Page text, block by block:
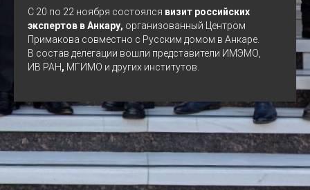
C 20 по 22 ноября состоялся визит российских
экспертов в Анкару, организованный Центром
Примакова совместно с Русским домом в Анкаре.
В состав делегации вошли представители ИМЭМО,
ИВ РАН, МГИМО и других институтов.